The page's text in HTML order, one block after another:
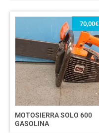
MOTOSIERRA SOLO 600
GASOLINA
70,00€